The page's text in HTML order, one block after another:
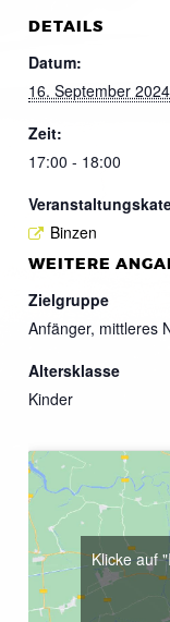
DETAILS
Datum:
16. September 2024
Zeit:
17:00 - 18:00
Binzen
WEITERE
Zielgruppe
Anfänger, mittleres
Altersklasse
Kinder
Klicke auf